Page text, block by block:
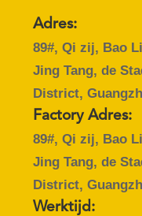
OM
EEN
CITAAT
SITEMAP
PRIVACY
POLICY
Adres:
89#, Qi zij, Bao
Jing Tang, de
District,
Factory Adres:
89#, Qi zij, Bao
Jing Tang, de
District,
Werktijd: